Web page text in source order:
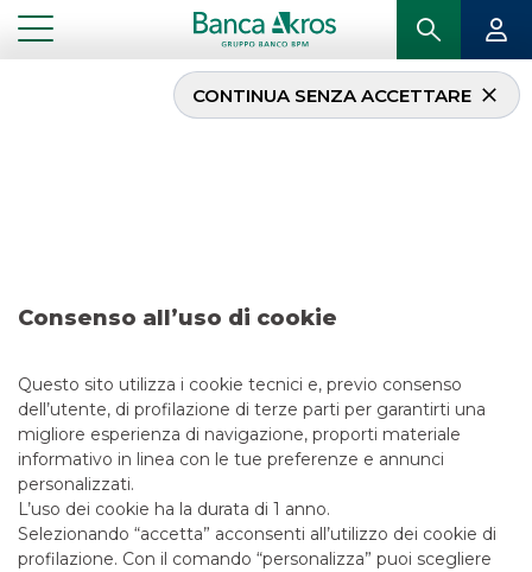
Consenso all’uso di cookie
Questo sito utilizza i cookie tecnici e, previo consenso
dell’utente, di profilazione di terze parti per garantirti una
migliore esperienza di navigazione, proporti materiale
informativo in linea con le tue preferenze e annunci
personalizzati.
L’uso dei cookie ha la durata di 1 anno.
Selezionando “accetta” acconsenti all’utilizzo dei cookie di
profilazione. Con il comando “personalizza” puoi scegliere
CONTINUA SENZA ACCETTARE
Operazione – Fila –
13/5/2021
LINK UTILI
CONTATTACI